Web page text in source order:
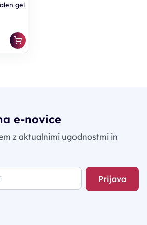
gel
e-novice
z aktualnimi ugodnostmi in
Prijava